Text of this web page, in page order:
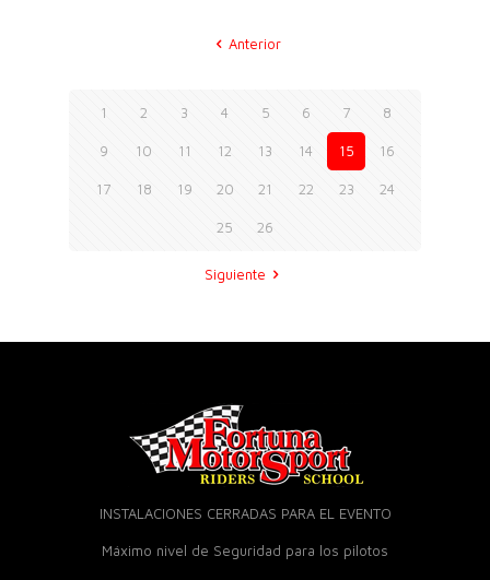
Anterior
1 2 3 4 5 6 7 8
9 10 11 12 13 14 15 16
17 18 19 20 21 22 23 24
25 26
Siguiente
INSTALACIONES CERRADAS PARA EL EVENTO
Máximo nivel de Seguridad para los pilotos